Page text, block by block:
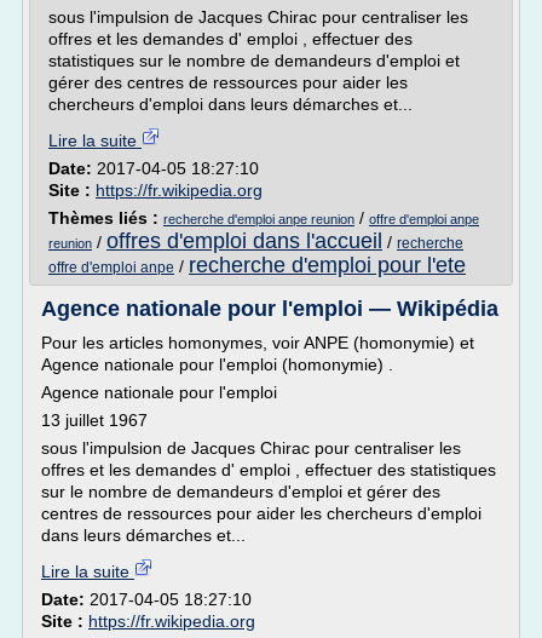
sous l'impulsion de Jacques Chirac pour centraliser les
offres et les demandes d' emploi , effectuer des
statistiques sur le nombre de demandeurs d'emploi et
gérer des centres de ressources pour aider les
chercheurs d'emploi dans leurs démarches et...
Lire la suite
Date: 2017-04-05 18:27:10
Site : https://fr.wikipedia.org
Thèmes liés : recherche d'emploi anpe reunion / offre d'emploi anpe
reunion / offres d'emploi dans l'accueil / recherche
offre d'emploi anpe / recherche d'emploi pour l'ete
Agence nationale pour l'emploi — Wikipédia
Pour les articles homonymes, voir ANPE (homonymie) et
Agence nationale pour l'emploi (homonymie) .
Agence nationale pour l'emploi
13 juillet 1967
sous l'impulsion de Jacques Chirac pour centraliser les
offres et les demandes d' emploi , effectuer des statistiques
sur le nombre de demandeurs d'emploi et gérer des
centres de ressources pour aider les chercheurs d'emploi
dans leurs démarches et...
Lire la suite
Date: 2017-04-05 18:27:10
Site : https://fr.wikipedia.org